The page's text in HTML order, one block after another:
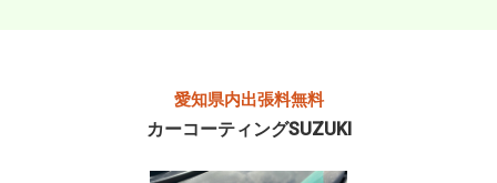
愛知県内出張料無料
カーコーティングSUZUKI